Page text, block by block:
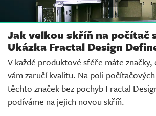
Jak velkou skříň na počítač
Ukázka Fractal Design
V každé produktové sféře máte
vám zaručí kvalitu. Na poli
těchto značek bez pochyb Fractal
podíváme na jejich novou skříň.